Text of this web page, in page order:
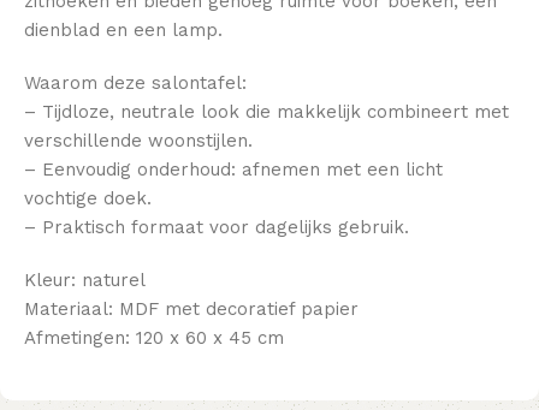
dienblad en een lamp.
Waarom deze salontafel:
– Tijdloze, neutrale look die makkelijk combineert met
verschillende woonstijlen.
– Eenvoudig onderhoud: afnemen met een licht
vochtige doek.
– Praktisch formaat voor dagelijks gebruik.
Kleur: naturel
Materiaal: MDF met decoratief papier
Afmetingen: 120 x 60 x 45 cm